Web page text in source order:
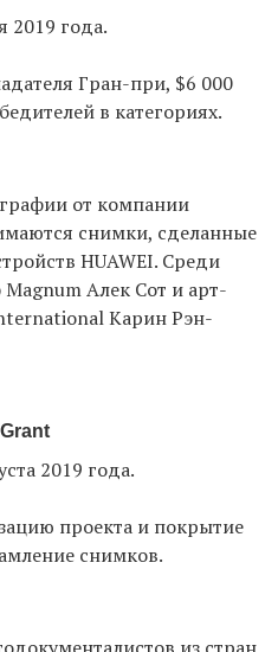
2019 года.
Гран-при, $6 000
в категориях.
от компании
снимки, сделанные
HUAWEI. Среди
Алек Сот и арт-
Карин Рэн-
2019 года.
проекта и покрытие
снимков.